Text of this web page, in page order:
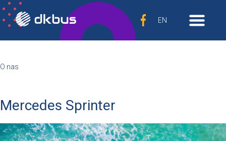
EN
O nas
Mercedes Sprinter